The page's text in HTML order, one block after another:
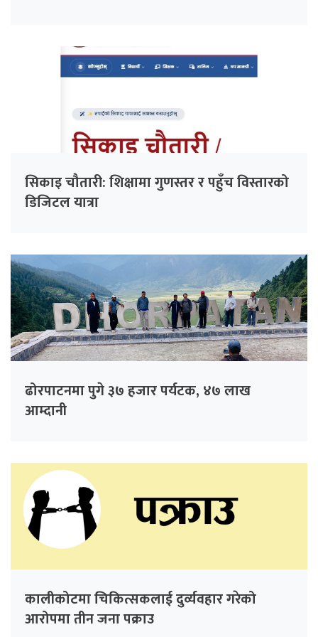
सिकाइ चौतारी: शिक्षामा गुणस्तर र पहुँच विस्तारको
डिजिटल यात्रा
ढोरपाटनमा पुगे ३७ हजार पर्यटक, ४७ लाख
आम्दानी
कालीकोटमा चिकित्सकलाई दुर्व्यवहार गरेको
आरोपमा तीन जना पक्राउ